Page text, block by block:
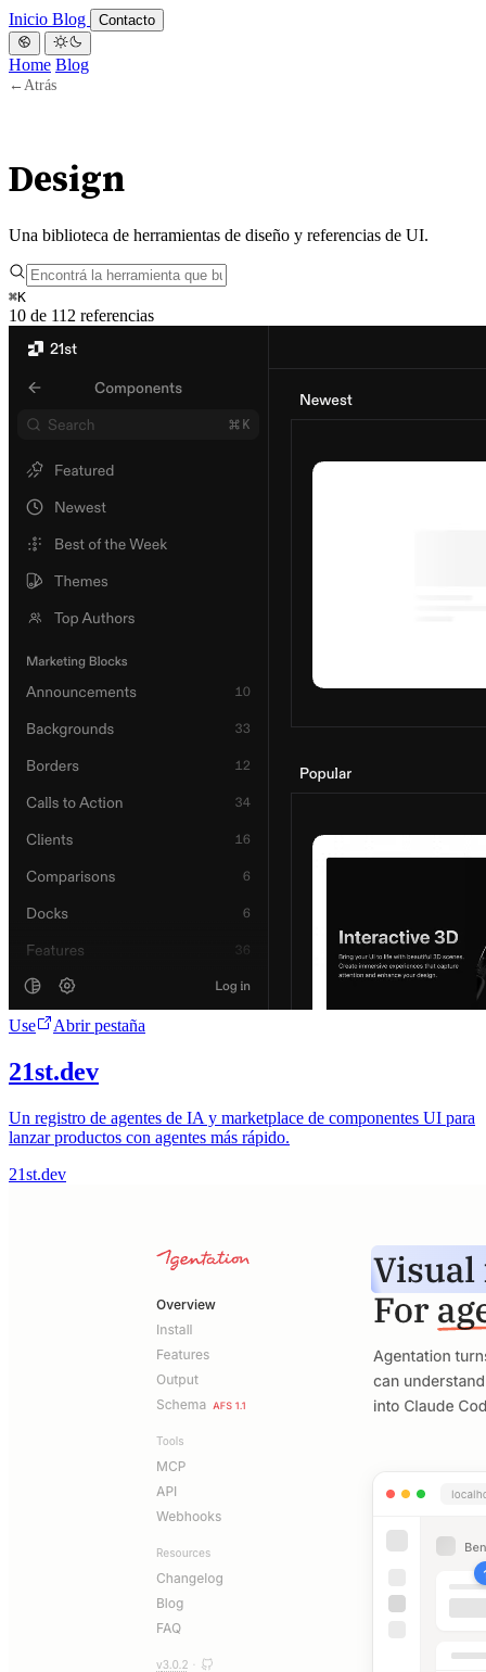
Inicio Blog Contacto
Home Blog
← Atrás
Design
Una biblioteca de herramientas de diseño y referencias de UI.
⌘K
10 de 112 referencias
Use Abrir pestaña
21st.dev
Un registro de agentes de IA y marketplace de componentes UI para
lanzar productos con agentes más rápido.
21st.dev